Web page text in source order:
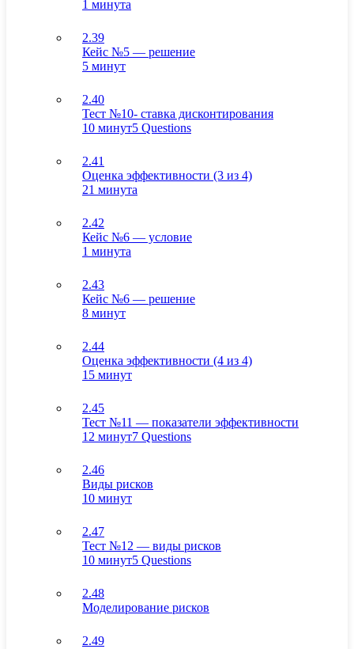
1 минута
2.39
Кейс №5 — решение
5 минут
2.40
Тест №10- ставка дисконтирования
10 минут5 Questions
2.41
Оценка эффективности (3 из 4)
21 минута
2.42
Кейс №6 — условие
1 минута
2.43
Кейс №6 — решение
8 минут
2.44
Оценка эффективности (4 из 4)
15 минут
2.45
Тест №11 — показатели эффективности
12 минут7 Questions
2.46
Виды рисков
10 минут
2.47
Тест №12 — виды рисков
10 минут5 Questions
2.48
Моделирование рисков
2.49